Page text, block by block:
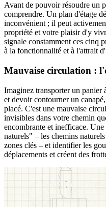
Avant de pouvoir résoudre un
comprendre. Un plan d'étage
inconvénient ; il peut
propriété et votre plaisir d'y
signale constamment ces cinq
à la fonctionnalité et à l'attrait
Mauvaise circulation :
Imaginez transporter un panier
et devoir contourner un
placé. C'est une mauvaise
invisibles dans votre chemin
encombrante et inefficace.
naturels" – les chemins
zones clés – et identifier les
déplacements et créent des